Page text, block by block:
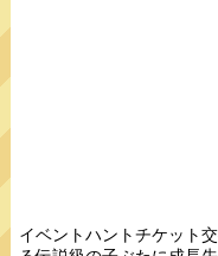
イベントハントチケット